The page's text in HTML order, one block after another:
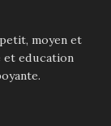
moyen et
et education